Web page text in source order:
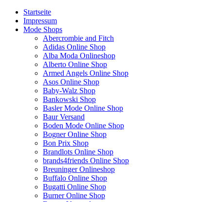
Startseite
Impressum
Mode Shops
Abercrombie and Fitch
Adidas Online Shop
Alba Moda Onlineshop
Alberto Online Shop
Armed Angels Online Shop
Asos Online Shop
Baby-Walz Shop
Bankowski Shop
Basler Mode Online Shop
Baur Versand
Boden Mode Online Shop
Bogner Online Shop
Bon Prix Shop
Brandlots Online Shop
brands4friends Online Shop
Breuninger Onlineshop
Buffalo Online Shop
Bugatti Online Shop
Burner Online Shop